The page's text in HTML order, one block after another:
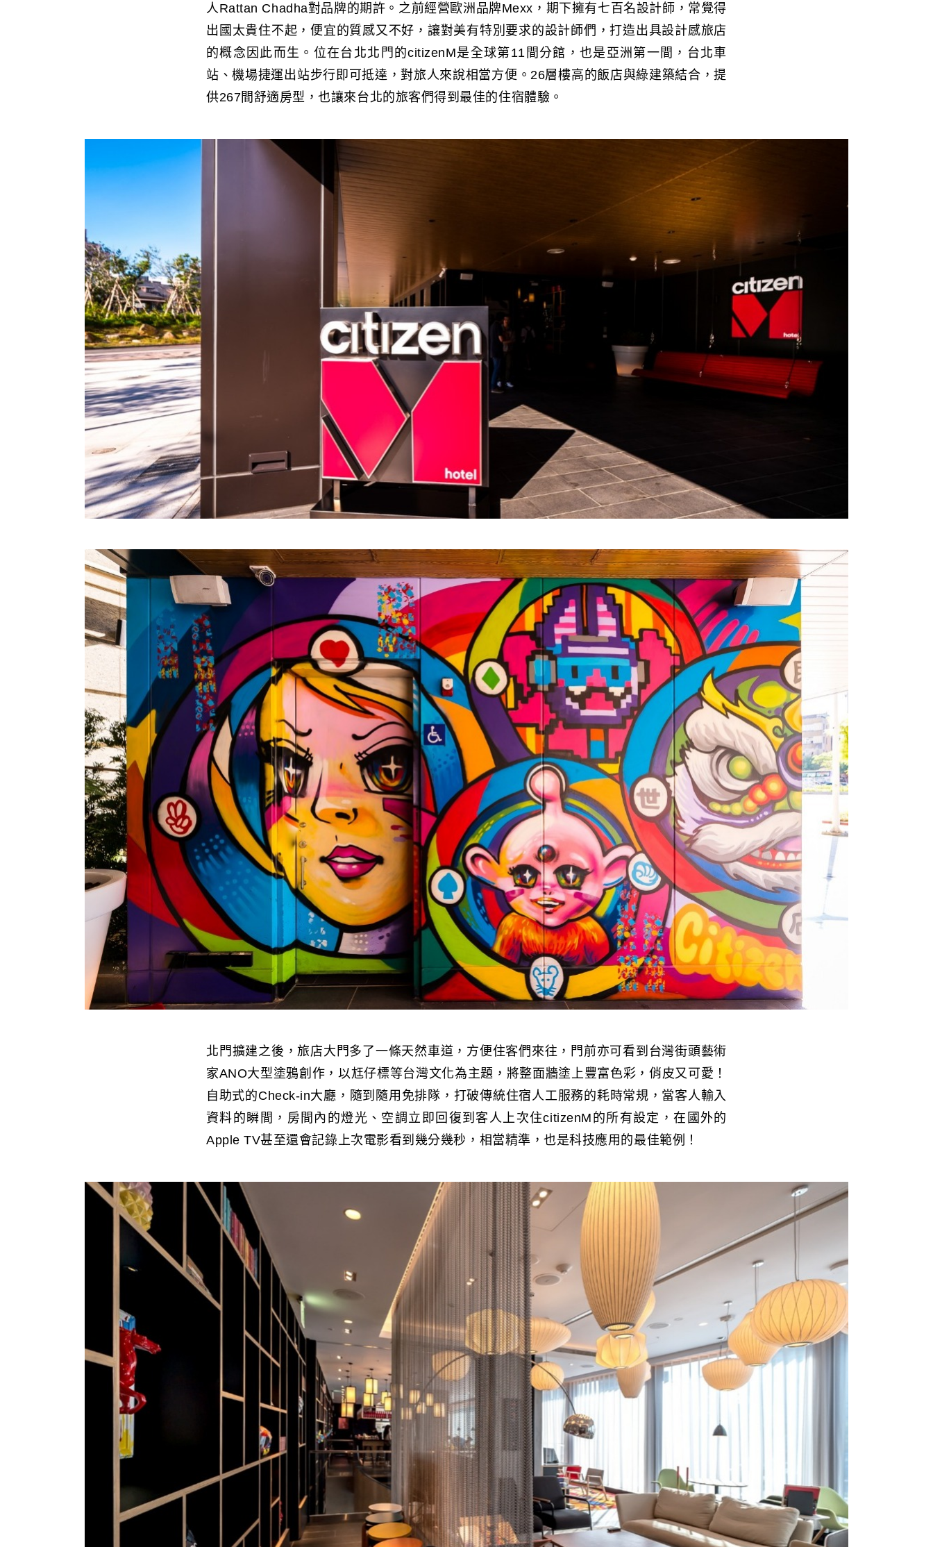
人Rattan Chadha對品牌的期許。之前經營歐洲品牌Mexx，期下擁有七百名設計師，常覺得
出國太貴住不起，便宜的質感又不好，讓對美有特別要求的設計師們，打造出具設計感旅店
的概念因此而生。位在台北北門的citizenM是全球第11間分館，也是亞洲第一間，台北車
站、機場捷運出站步行即可抵達，對旅人來說相當方便。26層樓高的飯店與綠建築結合，提
供267間舒適房型，也讓來台北的旅客們得到最佳的住宿體驗。
北門擴建之後，旅店大門多了一條天然車道，方便住客們來往，門前亦可看到台灣街頭藝術
家ANO大型塗鴉創作，以尪仔標等台灣文化為主題，將整面牆塗上豐富色彩，俏皮又可愛！
自助式的Check-in大廳，隨到隨用免排隊，打破傳統住宿人工服務的耗時常規，當客人輸入
資料的瞬間，房間內的燈光、空調立即回復到客人上次住citizenM的所有設定，在國外的
Apple TV甚至還會記錄上次電影看到幾分幾秒，相當精準，也是科技應用的最佳範例！